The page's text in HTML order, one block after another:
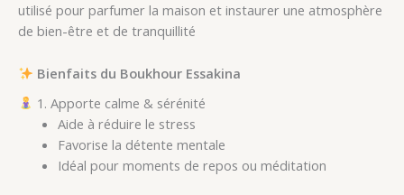
utilisé pour parfumer la maison et instaurer une atmosphère
de bien-être et de tranquillité
Bienfaits du Boukhour Essakina
1. Apporte calme & sérénité
Aide à réduire le stress
Favorise la détente mentale
Idéal pour moments de repos ou méditation